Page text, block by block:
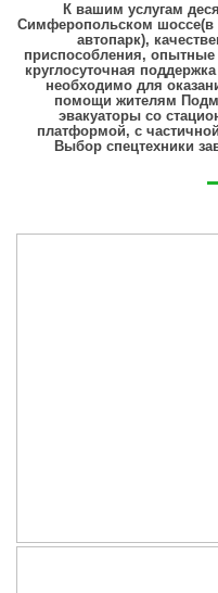
К вашим услугам
Симферопольском шоссе(в
автопарк),
приспособления,
круглосуточная
необходимо для
помощи жителям
эвакуаторы со
платформой, с
Выбор спецтехники